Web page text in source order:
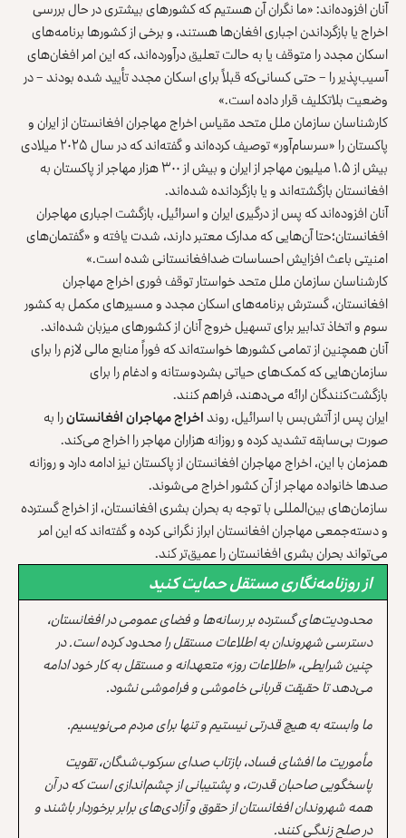
آنان افزوده‌اند: «ما نگران آن هستیم که کشورهای بیشتری در حال بررسی
اخراج یا بازگرداندن اجباری افغان‌ها هستند، و برخی از کشورها برنامه‌های
اسکان مجدد را متوقف یا به حالت تعلیق درآورده‌اند، که این امر افغان‌های
آسیب‌پذیر را – حتی کسانی‌که قبلاً برای اسکان مجدد تأیید شده بودند – در
وضعیت بلاتکلیف قرار داده است.»
کارشناسان سازمان ملل متحد مقیاس اخراج مهاجران افغانستان از ایران و
پاکستان را «سرسام‌آور» توصیف کرده‌اند و گفته‌اند که در سال ۲۰۲۵ میلادی
بیش از ۱.۵ میلیون مهاجر از ایران و بیش از ۳۰۰ هزار مهاجر از پاکستان به
افغانستان بازگشته‌اند و یا بازگردانده‌ شده‌اند.
آنان افزوده‌اند که پس از درگیری ایران و اسرائیل، بازگشت‌ اجباری مهاجران
افغانستان؛حتا آن‌هایی که مدارک معتبر دارند، شدت یافته و «گفتمان‌های
امنیتی باعث افزایش احساسات ضدافغانستانی شده است.»
کارشناسان سازمان ملل متحد خواستار توقف فوری اخراج مهاجران
افغانستان، گسترش برنامه‌های اسکان مجدد و مسیرهای مکمل به کشور
سوم و اتخاذ تدابیر برای تسهیل خروج آنان از کشورهای میزبان شده‌اند.
آنان همچنین از تمامی کشورها خواسته‌اند که فوراً منابع مالی لازم را برای
سازمان‌هایی که کمک‌های حیاتی بشردوستانه و ادغام را برای
بازگشت‌کنندگان ارائه می‌دهند، فراهم کنند.
ایران پس از آتش‌بس با اسرائیل، رونداخراج مهاجران افغانستانرا به
صورت بی‌سابقه تشدید کرده و روزانه هزاران مهاجر را اخراج می‌کند.
همزمان با این، اخراج مهاجران افغانستان از پاکستان نیز ادامه دارد و روزانه
صدها خانواده مهاجر از آن کشور اخراج می‌شوند.
سازمان‌های بین‌المللی با توجه به بحران بشری افغانستان، از اخراج گسترده
و دسته‌جمعی مهاجران افغانستان ابراز نگرانی کرده و گفته‌اند که این امر
می‌تواند بحران بشری افغانستان را عمیق‌تر کند.
از روزنامه‌نگاری مستقل حمایت کنید
محدودیت‌های گسترده بر رسانه‌ها و فضای عمومی در افغانستان،
دسترسی شهروندان به اطلاعات مستقل را محدود کرده است. در
چنین شرایطی، «اطلاعات روز» متعهدانه و مستقل به کار خود ادامه
می‌دهد تا حقیقت قربانی خاموشی و فراموشی نشود.
ما وابسته به هیچ قدرتی نیستیم و تنها برای مردم می‌نویسیم.
مأموریت ما افشای فساد، بازتاب صدای سرکوب‌شدگان، تقویت
پاسخگویی صاحبان قدرت، و پشتیبانی از چشم‌اندازی است که در آن
همه شهروندان افغانستان از حقوق و آزادی‌های برابر برخوردار باشند و
در صلح زندگی کنند.